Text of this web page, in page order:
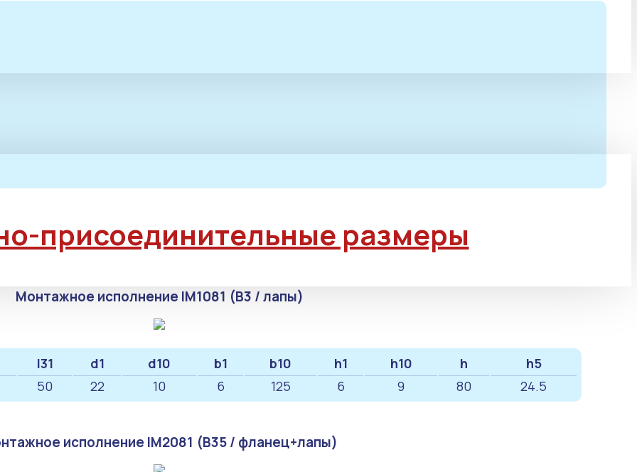
присоединительные размеры
Монтажное исполнение IM1081 (B3 / лапы)
l31 d1 d10 b1 b10 h1 h10 h
h5
50 22 10 6 125 6 9 80 24.5
исполнение IM2081 (B35 / фланец+лапы)